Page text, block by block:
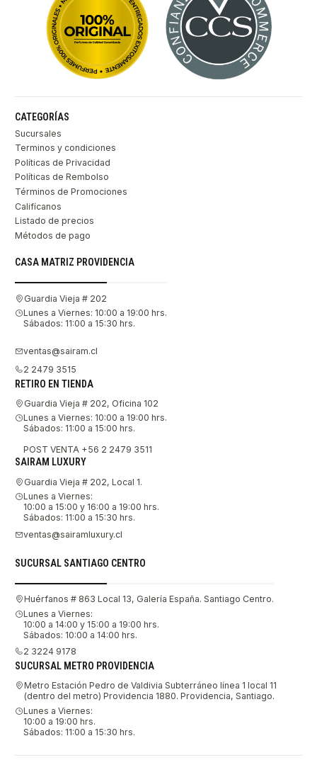
CATEGORÍAS
Sucursales
Terminos y condiciones
Políticas de Privacidad
Políticas de Rembolso
Términos de Promociones
Califícanos
Listado de precios
Métodos de pago
CASA MATRIZ PROVIDENCIA
Guardia Vieja # 202
Lunes a Viernes: 10:00 a 19:00 hrs.
Sábados: 11:00 a 15:30 hrs.
ventas@sairam.cl
2 2479 3515
RETIRO EN TIENDA
Guardia Vieja # 202, Oficina 102
Lunes a Viernes: 10:00 a 19:00 hrs.
Sábados: 11:00 a 15:00 hrs.
POST VENTA +56 2 2479 3511
SAIRAM LUXURY
Guardia Vieja # 202, Local 1.
Lunes a Viernes:
10:00 a 15:00 y 16:00 a 19:00 hrs.
Sábados: 11:00 a 15:30 hrs.
ventas@sairamluxury.cl
SUCURSAL SANTIAGO CENTRO
Huérfanos # 863 Local 13, Galería España. Santiago Centro.
Lunes a Viernes:
10:00 a 14:00 y 15:00 a 19:00 hrs.
Sábados: 10:00 a 14:00 hrs.
2 3224 9178
SUCURSAL METRO PROVIDENCIA
Metro Estación Pedro de Valdivia Subterráneo línea 1 local 11
(dentro del metro) Providencia 1880. Providencia, Santiago.
Lunes a Viernes:
10:00 a 19:00 hrs.
Sábados: 11:00 a 15:30 hrs.